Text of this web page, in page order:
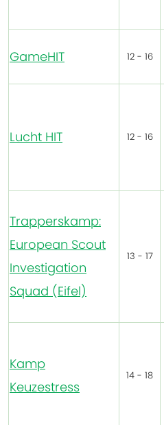
GameHIT 12 - 16
Lucht HIT 12 - 16
Trapperskamp:
European Scout
Investigation
Squad (Eifel)
13 - 17
Kamp
Keuzestress
14 - 18